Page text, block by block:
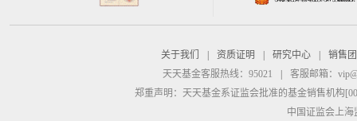
关于我们 资质证明 研究中心
销售
天天基金客服热线：95021
客服邮箱：
郑重声明： 天天基金系证监会批准的基金销售机构
中国证监会上